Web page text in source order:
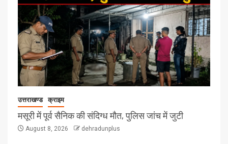
उत्तराखण्ड क्राइम
मसूरी में पूर्व सैनिक की संदिग्ध मौत, पुलिस जांच में जुटी
August 8, 2026 dehradunplus